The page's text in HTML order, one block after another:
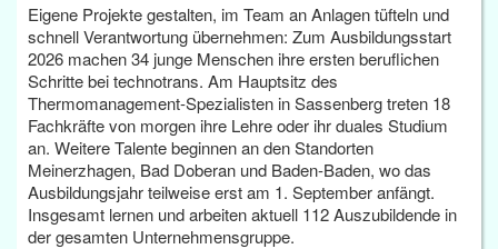
Eigene Projekte gestalten, im Team an Anlagen tüfteln und
schnell Verantwortung übernehmen: Zum Ausbildungsstart
2026 machen 34 junge Menschen ihre ersten beruflichen
Schritte bei technotrans. Am Hauptsitz des
Thermomanagement-Spezialisten in Sassenberg treten 18
Fachkräfte von morgen ihre Lehre oder ihr duales Studium
an. Weitere Talente beginnen an den Standorten
Meinerzhagen, Bad Doberan und Baden-Baden, wo das
Ausbildungsjahr teilweise erst am 1. September anfängt.
Insgesamt lernen und arbeiten aktuell 112 Auszubildende in
der gesamten Unternehmensgruppe.